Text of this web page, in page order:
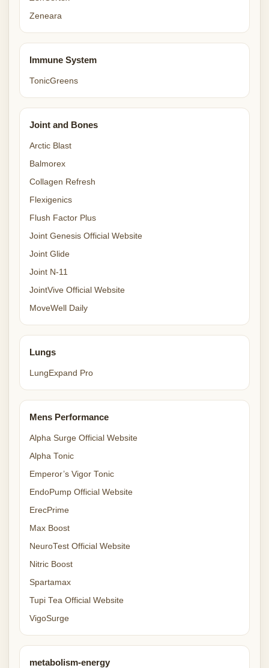
Zeneara
Immune System
TonicGreens
Joint and Bones
Arctic Blast
Balmorex
Collagen Refresh
Flexigenics
Flush Factor Plus
Joint Genesis Official Website
Joint Glide
Joint N-11
JointVive Official Website
MoveWell Daily
Lungs
LungExpand Pro
Mens Performance
Alpha Surge Official Website
Alpha Tonic
Emperor’s Vigor Tonic
EndoPump Official Website
ErecPrime
Max Boost
NeuroTest Official Website
Nitric Boost
Spartamax
Tupi Tea Official Website
VigoSurge
metabolism-energy